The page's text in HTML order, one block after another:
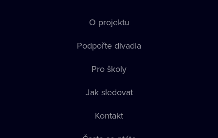
O projektu
Podpořte divadla
Pro školy
Jak sledovat
Kontakt